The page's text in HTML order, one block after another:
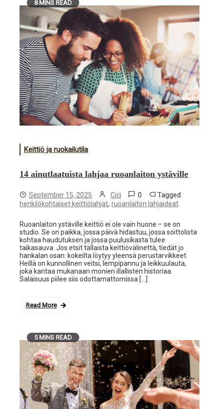
8 MINS READ
Keittiö ja ruokailutila
14 ainutlaatuista lahjaa ruoanlaiton ystäville
September 15, 2025 Cici 0 Tagged
henkilökohtaiset keittiölahjat, ruoanlaiton lahjaideat
Ruoanlaiton ystäville keittiö ei ole vain huone – se on
studio. Se on paikka, jossa päivä hidastuu, jossa soittolista
kohtaa haudutuksen ja jossa puulusikasta tulee
taikasauva. Jos etsit tällaista keittiövälinettä, tiedät jo
hankalan osan: kokeilta löytyy yleensä perustarvikkeet.
Heillä on kunnollinen veitsi, lempipannu ja leikkuulauta,
joka kantaa mukanaan monien illallisten historiaa.
Salaisuus piilee siis odottamattomissa […]
Read More
5 MINS READ